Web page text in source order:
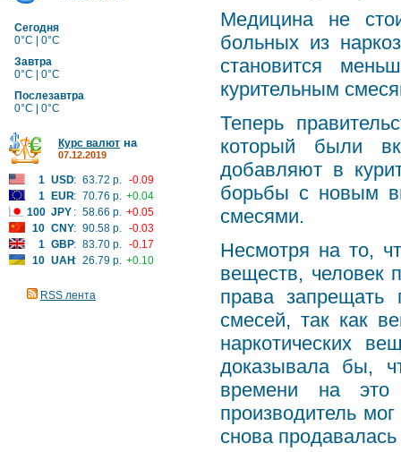
Сегодня
0°C | 0°C
Завтра
0°C | 0°C
Послезавтра
0°C | 0°C
Курс валют на
07.12.2019
1 USD: 63.72 р. -0.09
1
EUR: 70.76 р. +0.04
100 JPY : 58.66 р. +0.05
10 CNY: 90.58 р. -0.03
1 GBP: 83.70 р. -0.17
10 UAH: 26.79 р. +0.10
RSS лента
Медицина не
больных из
становится
курительным
Теперь
который были
добавляют в
борьбы с новым
смесями.
Несмотря на то,
веществ, человек
права запрещать
смесей, так как
наркотических
доказывала бы,
времени на это
производитель
снова